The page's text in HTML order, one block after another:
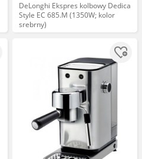
DeLonghi Ekspres kolbowy Dedica
Style EC 685.M (1350W; kolor
srebrny)